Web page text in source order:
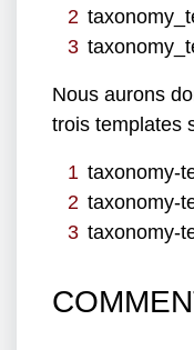
Nous aurons
trois templates
taxonomy-
taxonomy-
taxonomy-